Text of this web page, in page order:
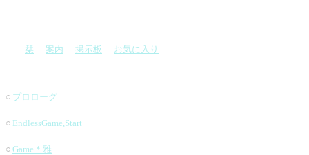
栞 案内 掲示板
お気に入り
─────────────
○ プロローグ
○ EndlessGame,Start
○ Game＊雅